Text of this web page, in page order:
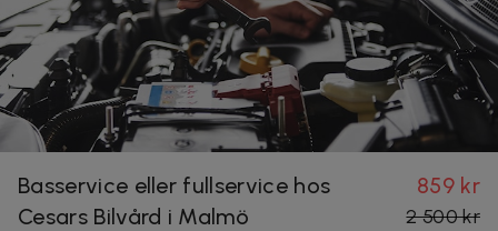
Basservice eller fullservice hos
Cesars Bilvård i Malmö
859 kr
2 500 kr